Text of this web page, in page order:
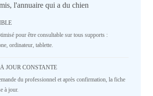
l'annuaire qui a du chien
pour être consultable sur tous supports :
ordinateur, tablette.
JOUR CONSTANTE
du professionnel et après confirmation, la fiche
à jour.